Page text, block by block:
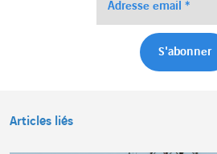
Articles liés